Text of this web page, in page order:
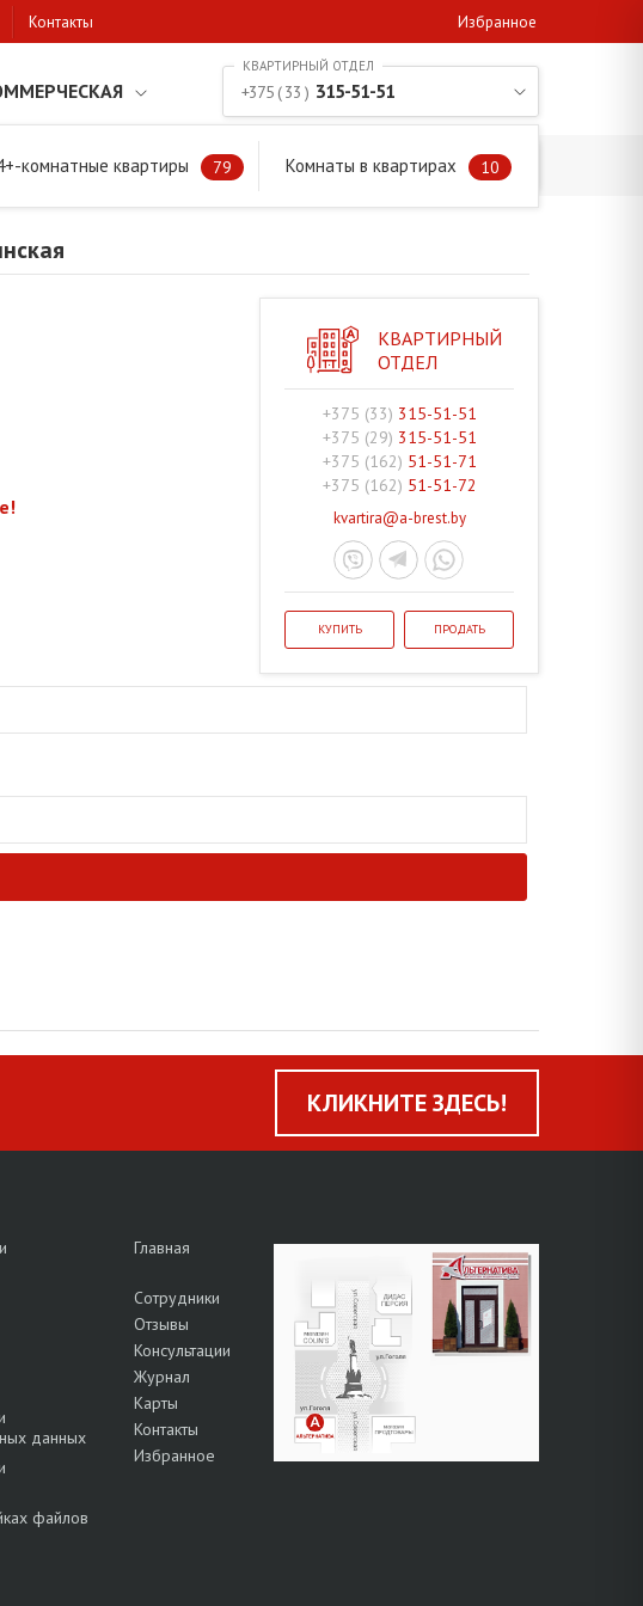
Контакты Избранное
комнатные квартиры 79 Комнаты в квартирах 10
+375 ( 33 ) 315-51-51
КВАРТИРНЫЙ
ОТДЕЛ
+375 (33) 315-51-51
+375 (29) 315-51-51
+375 (162) 51-51-71
+375 (162) 51-51-72
kvartira@a-brest.by
КУПИТЬ ПРОДАТЬ
КЛИКНИТЕ ЗДЕСЬ!
данных
файлов
Главная
Сотрудники
Отзывы
Консультации
Журнал
Карты
Контакты
Избранное